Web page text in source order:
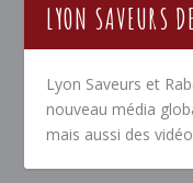
LYON SAVEURS
Lyon Saveurs et
nouveau média
mais aussi des